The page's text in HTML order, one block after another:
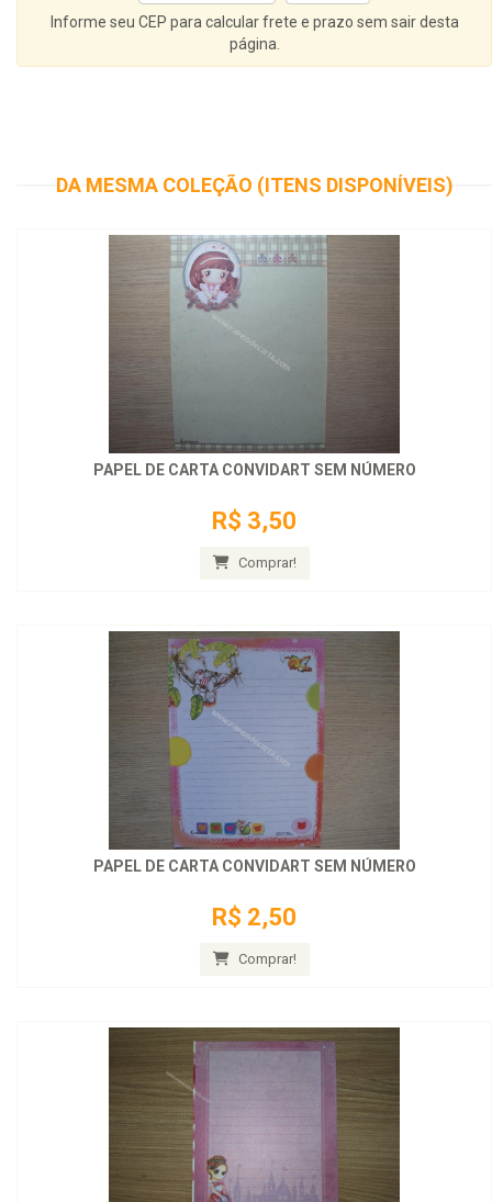
Informe seu CEP para calcular frete e prazo sem sair desta
página.
DA MESMA COLEÇÃO (ITENS DISPONÍVEIS)
PAPEL DE CARTA CONVIDART SEM NÚMERO
R$ 3,50
Comprar!
PAPEL DE CARTA CONVIDART SEM NÚMERO
R$ 2,50
Comprar!